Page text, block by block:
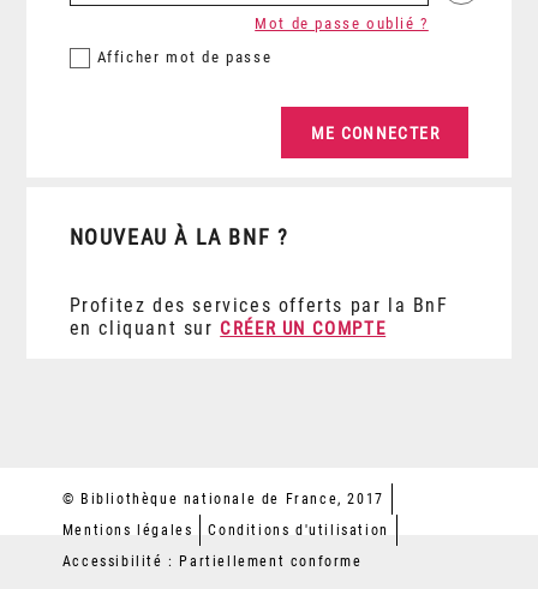
Afficher mot de passe
Mot de passe oublié ?
NOUVEAU À LA BNF ?
Profitez des services offerts par la BnF
en cliquant sur CRÉER UN COMPTE
© Bibliothèque nationale de France, 2017
Mentions légales
Conditions d'utilisation
Accessibilité : Partiellement conforme